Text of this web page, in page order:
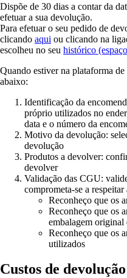
Dispõe de 30 dias a contar da
efetuar a sua devolução.
Para efetuar o seu pedido de
clicando aqui ou clicando na
escolheu no seu histórico
Quando estiver na plataforma de
abaixo:
Identificação da
próprio utilizados no
data e o número da
Motivo da devolução:
devolução
Produtos a devolver:
devolver
Validação das CGU:
comprometa-se a
Reconheço que os
Reconheço que os
embalagem original
Reconheço que os
utilizados
Custos de devolução